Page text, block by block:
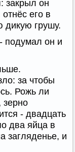
закрыл он
его в
дикую грушу.
подумал он и
за чтобы
Рожь ли
зерно
- двадцать
два яйца в
загляденье, и